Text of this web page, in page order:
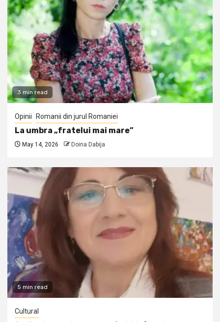
3 min read
Opinii Romanii din jurul Romaniei
La umbra „fratelui mai mare”
May 14, 2026 Doina Dabija
5 min read
Cultural